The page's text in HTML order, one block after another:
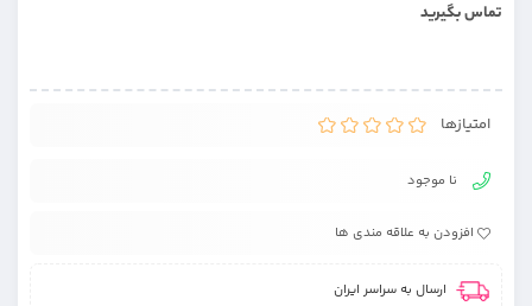
تماس بگیرید
امتیازها
نا موجود
افزودن به علاقه مندی ها
ارسال به سراسر ایران